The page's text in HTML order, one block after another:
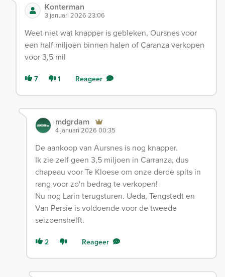
Konterman
3 januari 2026 23:06
Weet niet wat knapper is gebleken, Oursnes voor
een half miljoen binnen halen of Caranza verkopen
voor 3,5 mil
7 1 Reageer
mdgrdam
4 januari 2026 00:35
De aankoop van Aursnes is nog knapper.
Ik zie zelf geen 3,5 miljoen in Carranza, dus
chapeau voor Te Kloese om onze derde spits in
rang voor zo'n bedrag te verkopen!
Nu nog Larin terugsturen. Ueda, Tengstedt en
Van Persie is voldoende voor de tweede
seizoenshelft.
2 Reageer